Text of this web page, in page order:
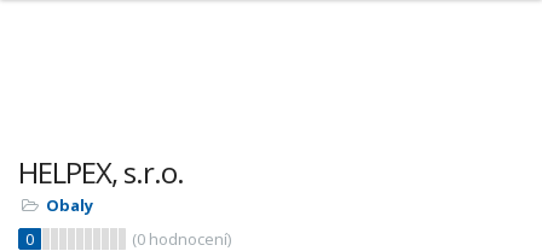
HELPEX, s.r.o.
Obaly
0
(0 hodnocení)